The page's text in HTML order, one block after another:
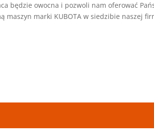
będzie owocna i pozwoli nam oferować
maszyn marki KUBOTA w siedzibie naszej